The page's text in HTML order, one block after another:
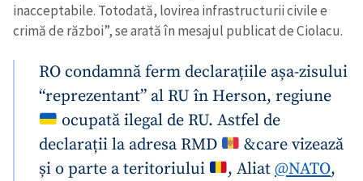
inacceptabile. Totodată, lovirea infrastructurii civile e
crimă de război”, se arată în mesajul publicat de Ciolacu.
RO condamnă ferm declarațiile așa-zisului
“reprezentant” al RU în Herson, regiune
ocupată ilegal de RU. Astfel de
declarații la adresa RMD
&care vizează
și o parte a teritoriului
, Aliat@NATO,